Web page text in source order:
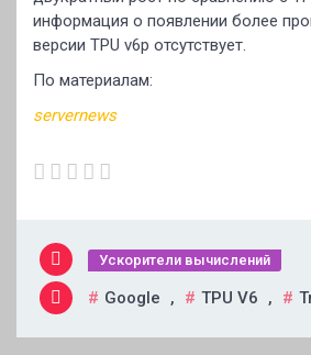
информация о появлении более
версии TPU v6p отсутствует.
По материалам:
servernews
Ускорители вычислений
Google , TPU V6 ,